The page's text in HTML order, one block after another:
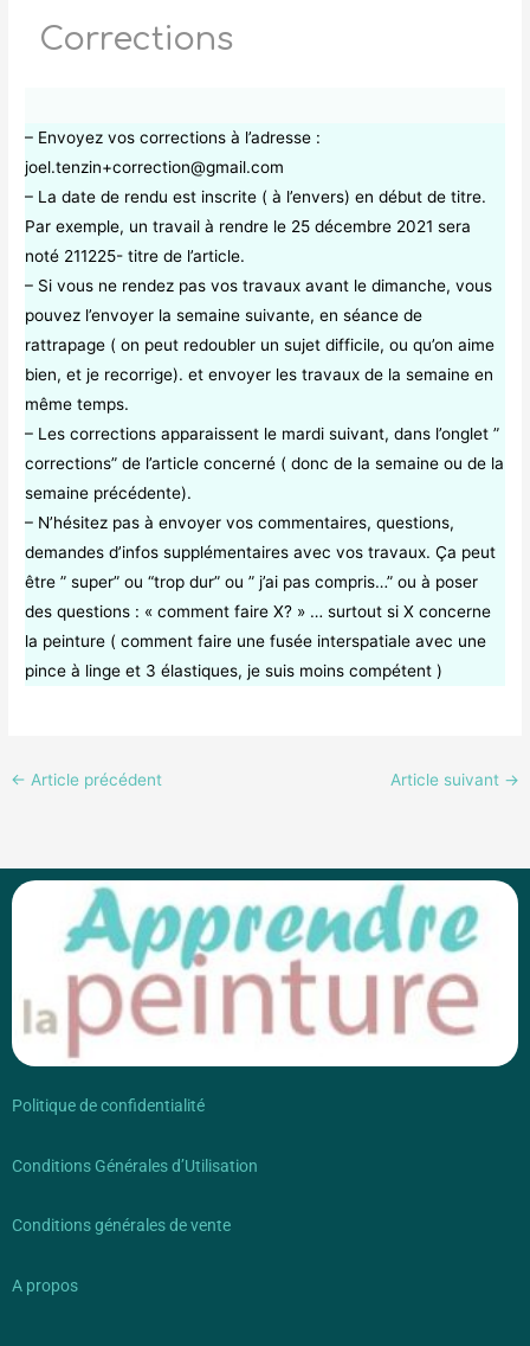
Corrections
– Envoyez vos corrections à l’adresse :
joel.tenzin+correction@gmail.com
– La date de rendu est inscrite ( à l’envers) en début de titre.
Par exemple, un travail à rendre le 25 décembre 2021 sera
noté 211225- titre de l’article.
– Si vous ne rendez pas vos travaux avant le dimanche, vous
pouvez l’envoyer la semaine suivante, en séance de
rattrapage ( on peut redoubler un sujet difficile, ou qu’on aime
bien, et je recorrige). et envoyer les travaux de la semaine en
même temps.
– Les corrections apparaissent le mardi suivant, dans l’onglet ”
corrections” de l’article concerné ( donc de la semaine ou de la
semaine précédente).
– N’hésitez pas à envoyer vos commentaires, questions,
demandes d’infos supplémentaires avec vos travaux. Ça peut
être ” super” ou “trop dur” ou ” j’ai pas compris…” ou à poser
des questions : « comment faire X? » … surtout si X concerne
la peinture ( comment faire une fusée interspatiale avec une
pince à linge et 3 élastiques, je suis moins compétent )
← Article précédent Article suivant →
Politique de confidentialité
Conditions Générales d’Utilisation
Conditions générales de vente
A propos